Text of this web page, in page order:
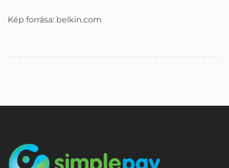
Kép forrása: belkin.com